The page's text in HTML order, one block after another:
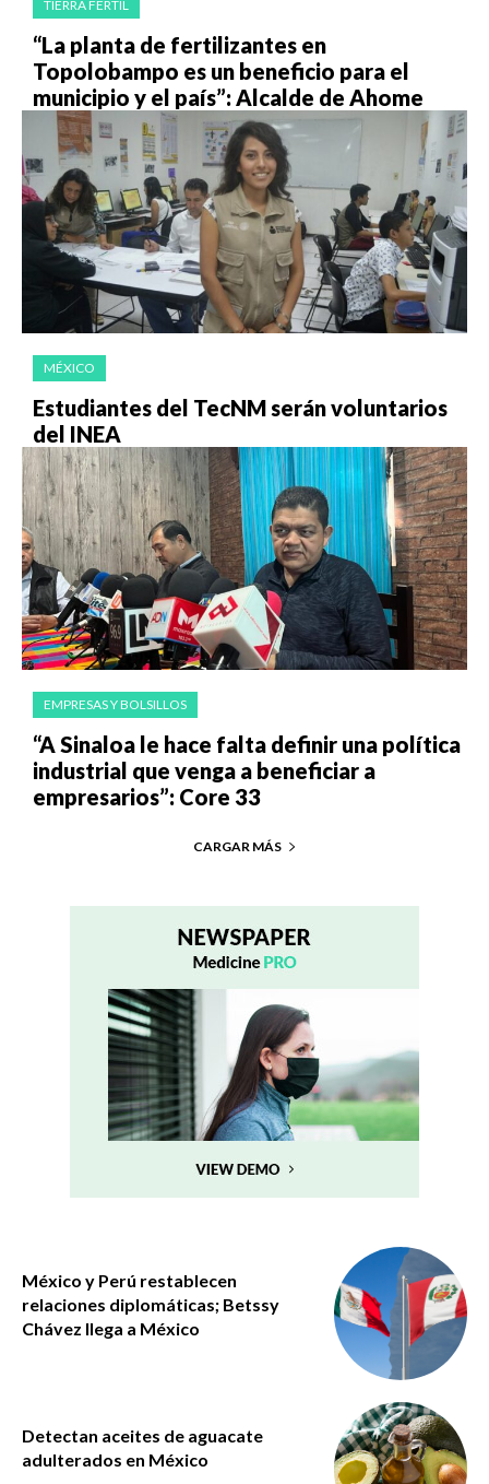
TIERRA FÉRTIL
“La planta de fertilizantes en
Topolobampo es un beneficio para el
municipio y el país”: Alcalde de Ahome
MÉXICO
Estudiantes del TecNM serán voluntarios
del INEA
EMPRESAS Y BOLSILLOS
“A Sinaloa le hace falta definir una política
industrial que venga a beneficiar a
empresarios”: Core 33
CARGAR MÁS
México y Perú restablecen
relaciones diplomáticas; Betssy
Chávez llega a México
Detectan aceites de aguacate
adulterados en México